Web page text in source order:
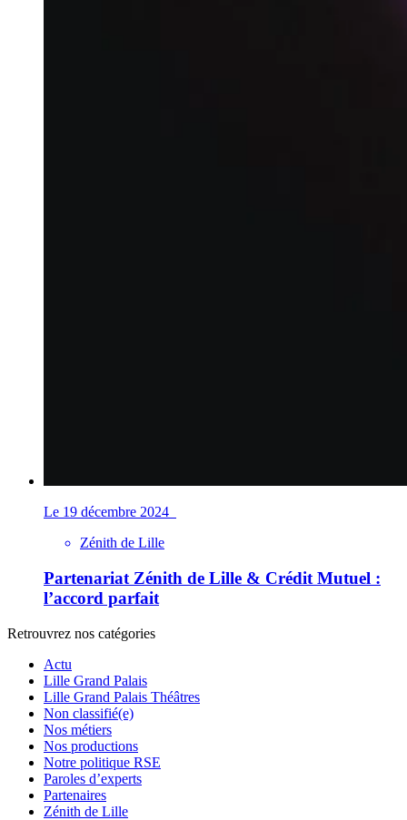
Le 19 décembre 2024
Zénith de Lille
Partenariat Zénith de Lille & Crédit Mutuel :
l’accord parfait
Retrouvrez nos catégories
Actu
Lille Grand Palais
Lille Grand Palais Théâtres
Non classifié(e)
Nos métiers
Nos productions
Notre politique RSE
Paroles d’experts
Partenaires
Zénith de Lille